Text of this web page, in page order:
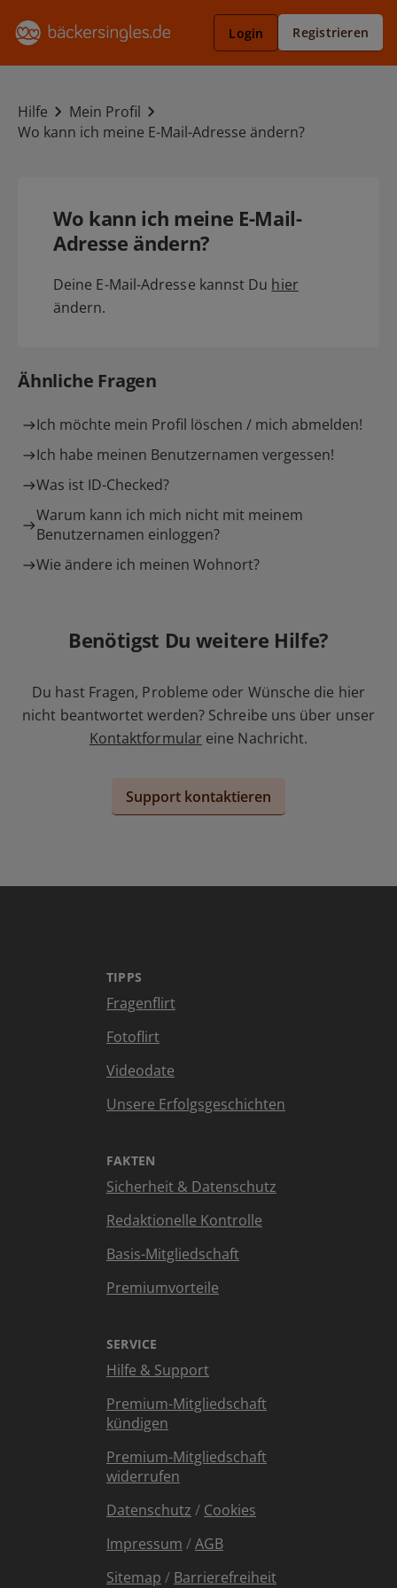
Login Registrieren
Hilfe
Mein Profil
Wo kann ich meine E-Mail-Adresse ändern?
Wo kann ich meine E-Mail-
Adresse ändern?
Deine E-Mail-Adresse kannst Du hier
ändern.
Ähnliche Fragen
Ich möchte mein Profil löschen / mich abmelden!
Ich habe meinen Benutzernamen vergessen!
Was ist ID-Checked?
Warum kann ich mich nicht mit meinem
Benutzernamen einloggen?
Wie ändere ich meinen Wohnort?
Benötigst Du weitere Hilfe?
Du hast Fragen, Probleme oder Wünsche die hier
nicht beantwortet werden? Schreibe uns über unser
Kontaktformular eine Nachricht.
Support kontaktieren
TIPPS
Fragenflirt
Fotoflirt
Videodate
Unsere Erfolgsgeschichten
FAKTEN
Sicherheit & Datenschutz
Redaktionelle Kontrolle
Basis-Mitgliedschaft
Premiumvorteile
SERVICE
Hilfe & Support
Premium-Mitgliedschaft
kündigen
Premium-Mitgliedschaft
widerrufen
Datenschutz / Cookies
Impressum /AGB
Sitemap / Barrierefreiheit